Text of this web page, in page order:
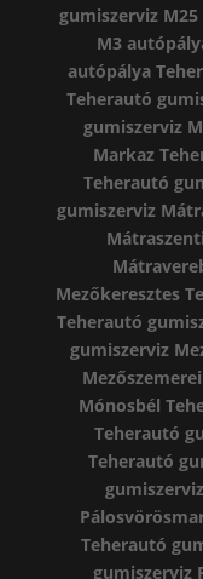
gumiszerviz
M3
autópálya
Teherautó
gumiszerviz
Markaz
Teherautó
gumiszerviz
Mezőkeresztes
Teherautó
gumiszerviz
Mónosbél
Teherautó
Teherautó
Teherautó
gumiszerviz